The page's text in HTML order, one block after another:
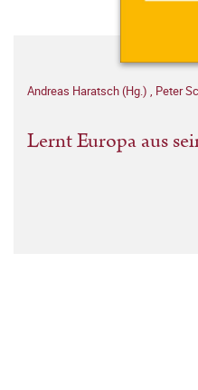
Andreas Haratsch (Hg.) , Peter
Lernt Europa aus